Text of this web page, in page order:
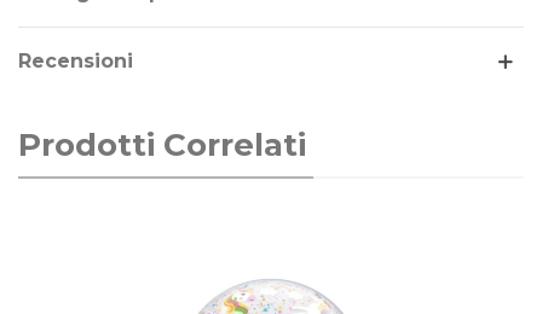
Il palloncino Deco B-Loon Pois Stampa Nera ha
superficie lucida, può essere gonfiato ad aria o elio.
Recensioni
Prodotti Correlati